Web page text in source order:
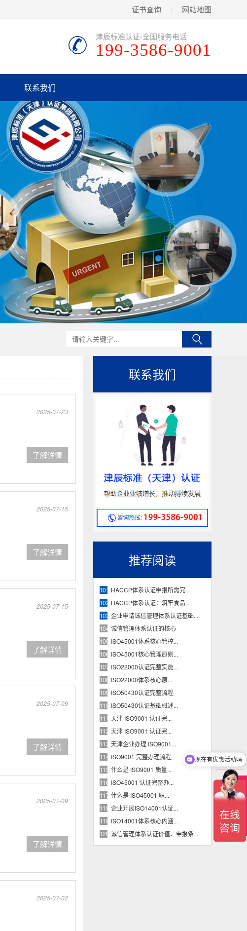
证书查询 网站地图
津辰标准认证-全国服务电话
199-3586-9001
联系我们
联系我们
推荐阅读
101 HACCP体系认证申报所需完...
102 HACCP体系认证：筑牢食品...
103 企业申请诚信管理体系认证基础...
104 诚信管理体系认证的核心
105 ISO45001体系核心管控...
106 ISO45001核心管理原则...
107 ISO22000认证完整实施...
108 ​ISO22000体系核心原...
109 ISO50430认证完整流程
110 ISO50430认证基础概述...
111 天津 ISO9001 认证完...
112 天津 ISO9001 认证完...
113 天津企业办理 ISO9001...
114 ISO9001 完整办理流程
115 什么是 ISO9001 质量...
116 ISO45001 认证完整办...
117 什么是 ISO45001 职...
118 企业开展ISO14001认证...
119 ISO14001体系核心内涵...
120 诚信管理体系认证价值、申报条...
2025-07-23
了解详情
2025-07-15
了解详情
2025-07-15
了解详情
2025-07-09
了解详情
2025-07-09
了解详情
2025-07-02
在
线
服
可以介绍下你们的产品么